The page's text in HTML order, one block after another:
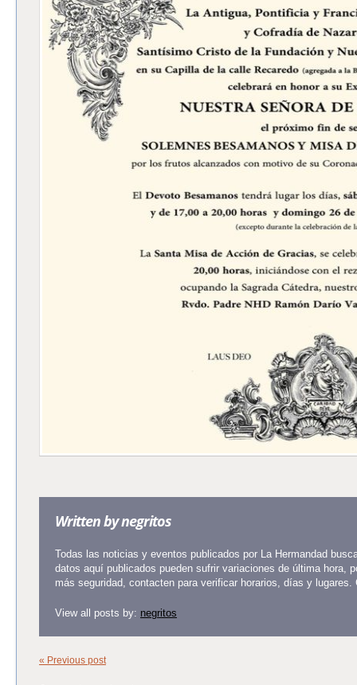
Written bynegritos
Todas las noticias y eventos publicados por La Hermandad
datos aquí publicados pueden sufrir variaciones de última hora,
más seguridad, contacten para verificar horarios, días y lugares.
View all posts by: negritos
« Previous post